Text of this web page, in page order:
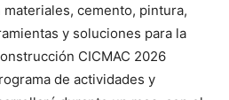
cemento, pintura,
y soluciones para la
CICMAC 2026
de actividades y